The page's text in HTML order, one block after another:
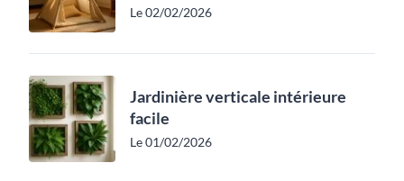
Le 02/02/2026
Jardinière verticale intérieure
facile
Le 01/02/2026